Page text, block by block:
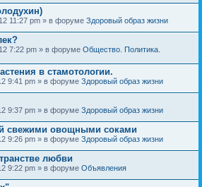
11:27 pm » в форуме Здоровый образ жизни
7:22 pm » в форуме Общество. Политика.
в стамотологии.
9:41 pm » в форуме Здоровый образ жизни
9:37 pm » в форуме Здоровый образ жизни
свежими овощными соками
9:26 pm » в форуме Здоровый образ жизни
любви
9:22 pm » в форуме Объявления